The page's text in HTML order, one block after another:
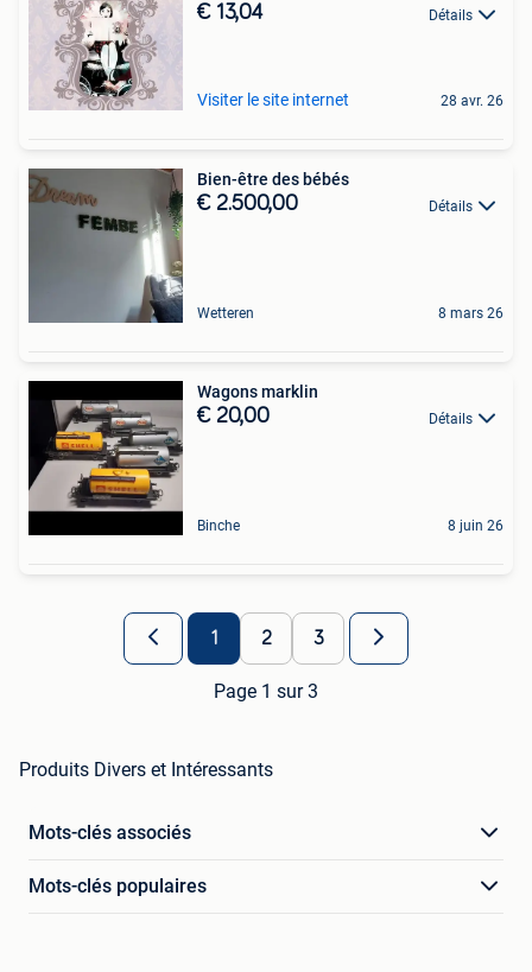
€ 13,04 Détails
Visiter le site internet 28 avr. 26
Bien-être des bébés
€ 2.500,00 Détails
Wetteren 8 mars 26
Wagons marklin
€ 20,00 Détails
Binche 8 juin 26
1 2 3
Page 1 sur 3
Produits Divers et Intéressants
Mots-clés associés
Mots-clés populaires